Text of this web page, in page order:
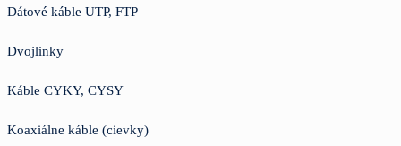
Dátové káble UTP, FTP
Dvojlinky
Káble CYKY, CYSY
Koaxiálne káble (cievky)